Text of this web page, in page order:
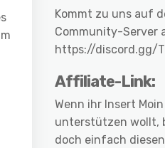
Kommt zu uns auf
Community-Server
https://discord.gg/
Affiliate-Link:
Wenn ihr Insert Moin
unterstützen wollt,
doch einfach diesen